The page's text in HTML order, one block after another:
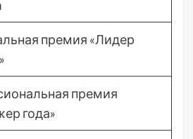
премия «Лидер
премия
года»